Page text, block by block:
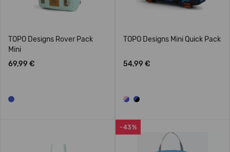
TOPO Designs Rover Pack
Mini
69,99 €
TOPO Designs Mini Quick Pack
54,99 €
-43%